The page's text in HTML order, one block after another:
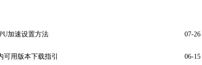
加速设置方法 07-26
可用版本下载指引 06-15